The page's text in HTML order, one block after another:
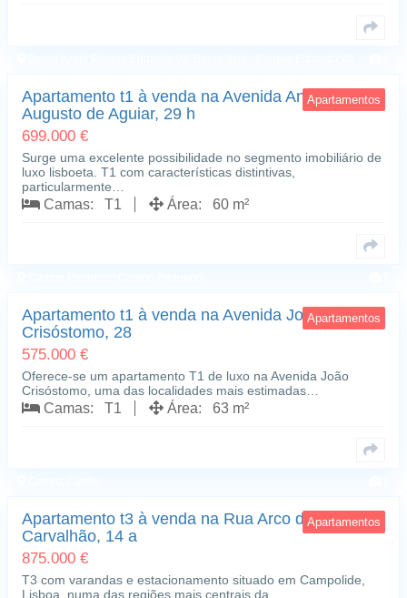
Apartamentos
Apartamento t1 à venda na Avenida António
Augusto de Aguiar, 29 h
699.000 €
Surge uma excelente possibilidade no segmento imobiliário de
luxo lisboeta. T1 com características distintivas,
particularmente…
Camas: T1 Área: 60 m²
Apartamentos
Apartamento t1 à venda na Avenida João
Crisóstomo, 28
575.000 €
Oferece-se um apartamento T1 de luxo na Avenida João
Crisóstomo, uma das localidades mais estimadas…
Camas: T1 Área: 63 m²
Apartamentos
Apartamento t3 à venda na Rua Arco do
Carvalhão, 14 a
875.000 €
T3 com varandas e estacionamento situado em Campolide,
Lisboa, numa das regiões mais centrais da…